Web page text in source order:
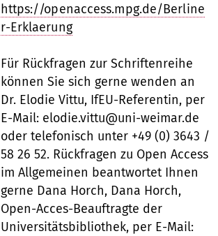
https://openaccess.mpg.de/Berline
r-Erklaerung
Für Rückfragen zur Schriftenreihe
können Sie sich gerne wenden an
Dr. Elodie Vittu, IfEU-Referentin, per
E-Mail: elodie.vittu@uni-weimar.de
oder telefonisch unter +49 (0) 3643 /
58 26 52. Rückfragen zu Open Access
im Allgemeinen beantwortet Ihnen
gerne Dana Horch, Dana Horch,
Open-Acces-Beauftragte der
Universitätsbibliothek, per E-Mail: